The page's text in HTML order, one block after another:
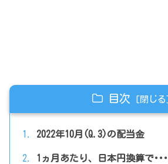
目次
2022年10月(Q.3)の配当金
1ヵ月あたり、日本円換算で･･･